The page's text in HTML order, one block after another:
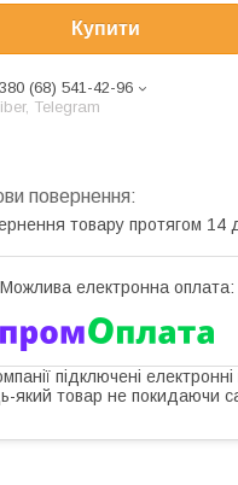
Купити
(68) 541-42-96
Telegram
товару протягом 14
підключені
який товар не покидаючи